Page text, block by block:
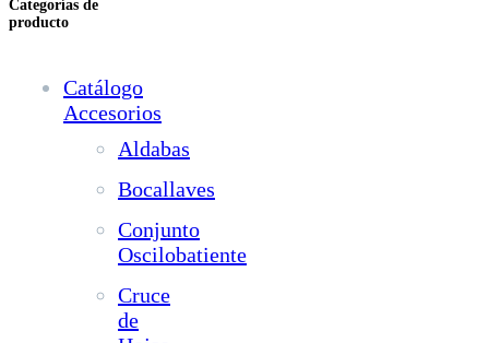
Categorías de
producto
Catálogo
Accesorios
Aldabas
Bocallaves
Conjunto
Oscilobatiente
Cruce
de